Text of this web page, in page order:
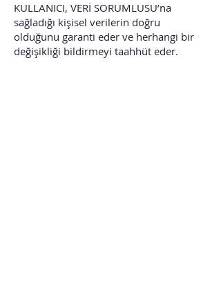
KULLANICI, VERİ SORUMLUSU’na
sağladığı kişisel verilerin doğru
olduğunu garanti eder ve herhangi bir
değişikliği bildirmeyi taahhüt eder.